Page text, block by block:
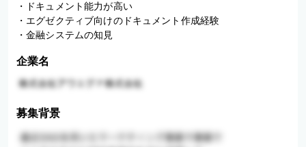
・ドキュメント能力が高い
・エグゼクティブ向けのドキュメント作成経験
・金融システムの知見
企業名
募集背景